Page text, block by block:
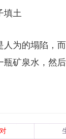
填土
人为的塌陷，
瓶矿泉水，然